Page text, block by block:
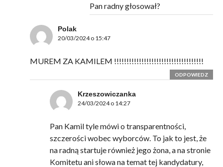
Pan radny głosował?
Polak
20/03/2024 o 15:47
MUREM ZA KAMILEM !!!!!!!!!!!!!!!!!!!!!!!!!!!!!!!!!!!!
ODPOWIEDZ
Krzeszowiczanka
24/03/2024 o 14:27
Pan Kamil tyle mówi o transparentności,
szczerości wobec wyborców. To jak to jest, że
na radną startuje również jego żona, a na stronie
Komitetu ani słowa na temat tej kandydatury,